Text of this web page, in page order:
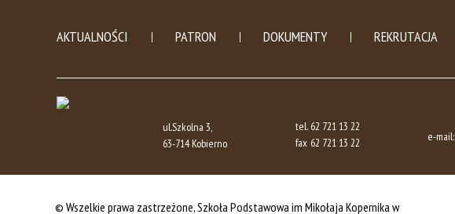
AKTUALNOŚCI PATRON DOKUMENTY REKRUTACJA
ul.Szkolna 3,
63-714 Kobierno
tel. 62 721 13 22
fax 62 721 13 22 e-mail:
© Wszelkie prawa zastrzeżone, Szkoła Podstawowa im Mikołaja Kopernika w